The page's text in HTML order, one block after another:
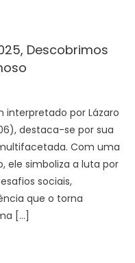
Descobrimos
interpretado por Lázaro
destaca-se por sua
Com uma
ele simboliza a luta por
sociais,
que o torna
[…]